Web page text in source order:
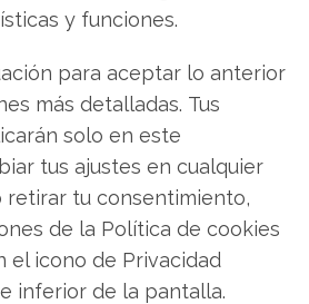
y funciones.
para aceptar lo anterior
más detalladas. Tus
solo en este
tus ajustes en cualquier
retirar tu consentimiento,
de la Política de cookies
el icono de Privacidad
inferior de la pantalla.
Facebook
LinkedIn
Copiar enlace